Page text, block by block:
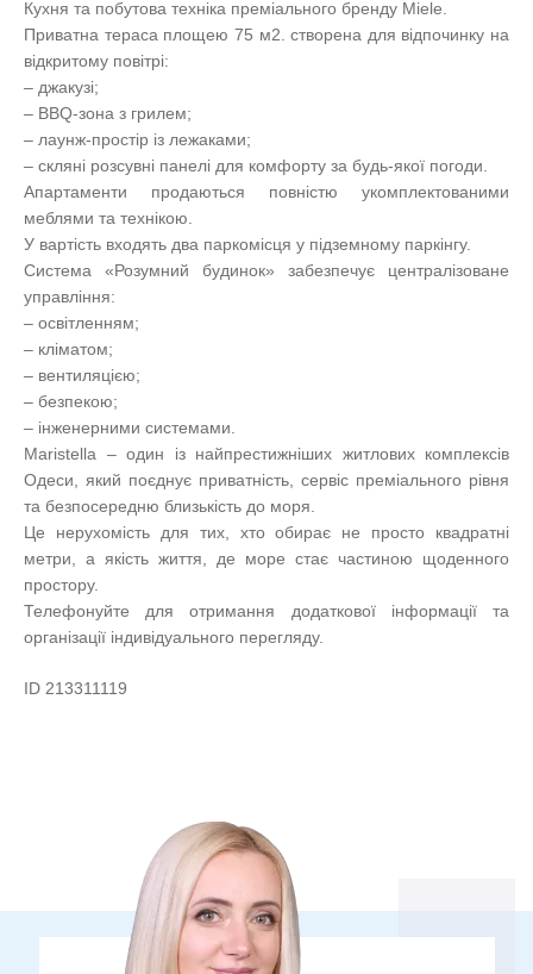
Кухня та побутова техніка преміального бренду Miele.
Приватна тераса площею 75 м2. створена для відпочинку на
відкритому повітрі:
– джакузі;
– BBQ-зона з грилем;
– лаунж-простір із лежаками;
– скляні розсувні панелі для комфорту за будь-якої погоди.
Апартаменти продаються повністю укомплектованими
меблями та технікою.
У вартість входять два паркомісця у підземному паркінгу.
Система «Розумний будинок» забезпечує централізоване
управління:
– освітленням;
– кліматом;
– вентиляцією;
– безпекою;
– інженерними системами.
Maristella – один із найпрестижніших житлових комплексів
Одеси, який поєднує приватність, сервіс преміального рівня
та безпосередню близькість до моря.
Це нерухомість для тих, хто обирає не просто квадратні
метри, а якість життя, де море стає частиною щоденного
простору.
Телефонуйте для отримання додаткової інформації та
організації індивідуального перегляду.
ID 213311119